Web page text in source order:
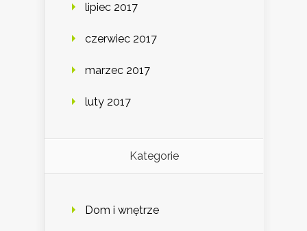
lipiec 2017
czerwiec 2017
marzec 2017
luty 2017
Kategorie
Dom i wnętrze